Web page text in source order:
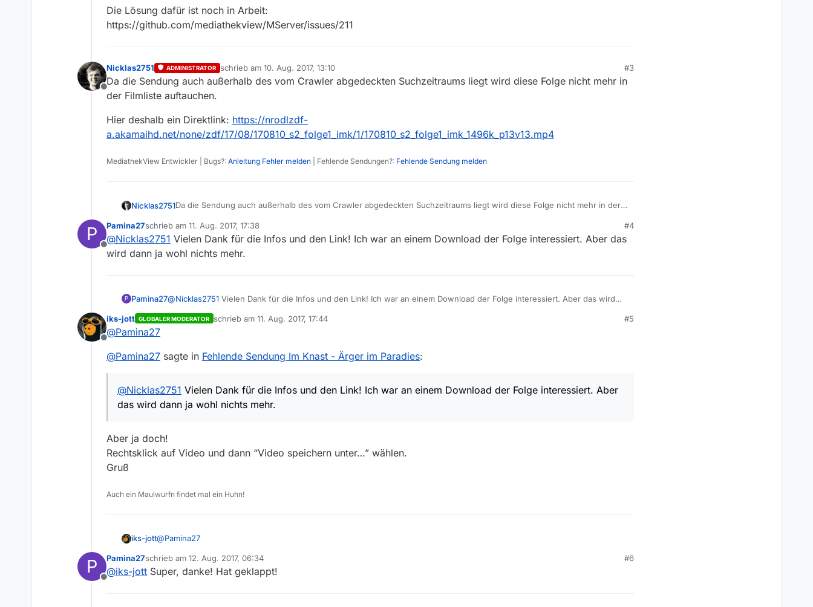
Die Lösung dafür ist noch in Arbeit:
https://github.com/mediathekview/MServer/issues/211
Offline
Nicklas2751 ADMINISTRATOR schrieb am 10. Aug. 2017, 13:10
zuletzt editiert von
#3
Da die Sendung auch außerhalb des vom Crawler abgedeckten Suchzeitraums liegt wird diese Folge nicht mehr in
der Filmliste auftauchen.
Hier deshalb ein Direktlink: https://nrodlzdf-
a.akamaihd.net/none/zdf/17/08/170810_s2_folge1_imk/1/170810_s2_folge1_imk_1496k_p13v13.mp4
MediathekView Entwickler | Bugs?: Anleitung Fehler melden | Fehlende Sendungen?: Fehlende Sendung melden
Nicklas2751Da die Sendung auch außerhalb des vom Crawler abgedeckten Suchzeitraums liegt wird diese Folge nicht mehr in der
Hier deshalb ein Direktlink:
a.akamaihd.net/none/zdf/17/08/170810_s2_folge1_imk/1/170810_s2_folge1_imk_1496k_p13v13.mp4
P
Offline
Pamina27schrieb am 11. Aug. 2017, 17:38
zuletzt editiert von
#4
@Nicklas2751 Vielen Dank für die Infos und den Link! Ich war an einem Download der Folge interessiert. Aber das
wird dann ja wohl nichts mehr.
P Pamina27@Nicklas2751 Vielen Dank für die Infos und den Link! Ich war an einem Download der Folge interessiert. Aber das wird
Offline
iks-jott GLOBALER MODERATOR schrieb am 11. Aug. 2017, 17:44
zuletzt editiert von
#5
@Pamina27
@Pamina27 sagte in Fehlende Sendung Im Knast - Ärger im Paradies:
@Nicklas2751 Vielen Dank für die Infos und den Link! Ich war an einem Download der Folge interessiert. Aber
das wird dann ja wohl nichts mehr.
Aber ja doch!
Rechtsklick auf Video und dann “Video speichern unter…” wählen.
Gruß
Auch ein Maulwurfn findet mal ein Huhn!
iks-jott@Pamina27
@Pamina27 sagte inFehlende Sendung Im Knast - Ärger im Paradies
P
Offline
Pamina27schrieb am 12. Aug. 2017, 06:34
zuletzt editiert von
#6
@iks-jott Super, danke! Hat geklappt!